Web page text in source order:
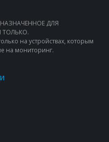
ДЛЯ
на устройствах, которым
на мониторинг.